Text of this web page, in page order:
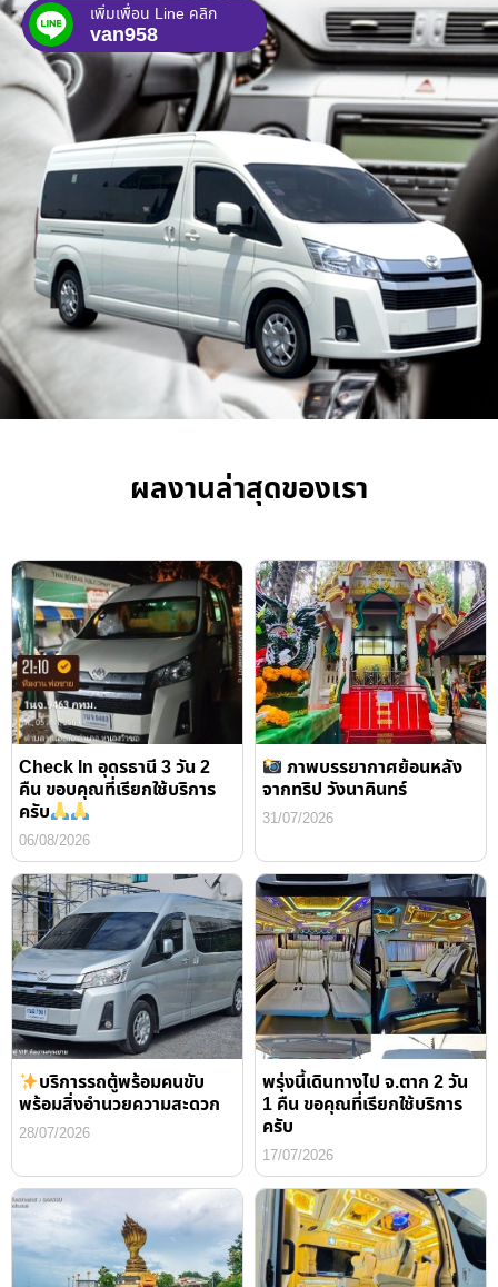
เพิ่มเพื่อน Line คลิก
van958
ผลงานล่าสุดของเรา
Check In อุดรธานี 3 วัน 2
คืน ขอบคุณที่เรียกใช้บริการ
ครับ
06/08/2026
ภาพบรรยากาศย้อนหลัง
จากทริป วังนาคินทร์
31/07/2026
บริการรถตู้พร้อมคนขับ
พร้อมสิ่งอำนวยความสะดวก
28/07/2026
พรุ่งนี้เดินทางไป จ.ตาก 2 วัน
1 คืน ขอคุณที่เรียกใช้บริการ
ครับ
17/07/2026